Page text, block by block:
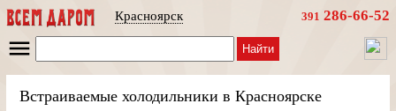
Красноярск 391 286-66-52
Найти
Встраиваемые холодильники в Красноярске